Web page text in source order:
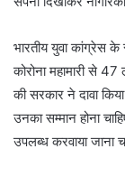
भारतीय युवा कांग्रेस के
कोरोना महामारी से
की सरकार ने दावा
उनका सम्मान होना
उपलब्ध करवाया जाना